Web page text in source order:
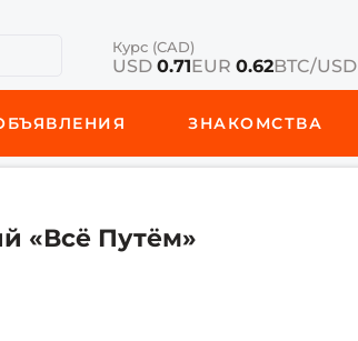
Курс (CAD)
USD 0.71EUR 0.62BTC/USD
ЗНАКОМСТВА
«Всё Путём»